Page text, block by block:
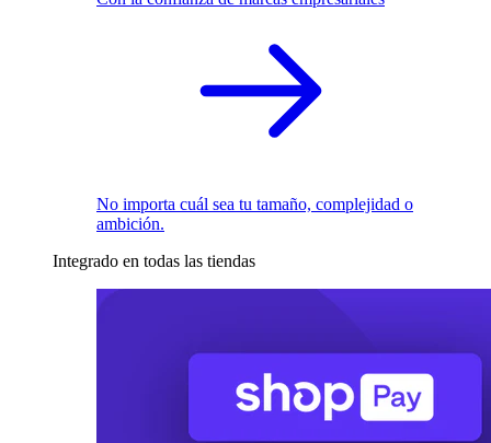
No importa cuál sea tu tamaño, complejidad o
ambición.
Integrado en todas las tiendas